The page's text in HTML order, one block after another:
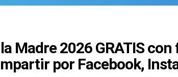
Madre 2026 GRATIS
por Facebook,